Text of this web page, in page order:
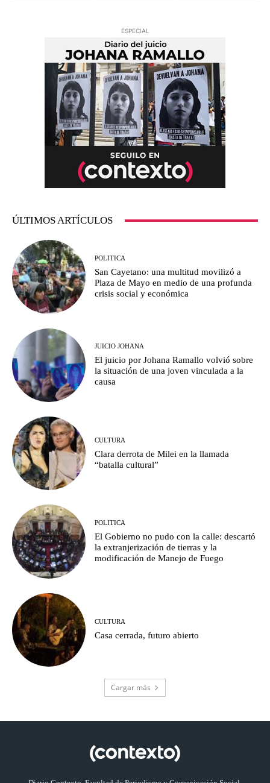
ESPECIAL
ÚLTIMOS ARTÍCULOS
POLITICA
San Cayetano: una multitud movilizó a
Plaza de Mayo en medio de una profunda
crisis social y económica
JUICIO JOHANA
El juicio por Johana Ramallo volvió sobre
la situación de una joven vinculada a la
causa
CULTURA
Clara derrota de Milei en la llamada
“batalla cultural”
POLITICA
El Gobierno no pudo con la calle: descartó
la extranjerización de tierras y la
modificación de Manejo de Fuego
CULTURA
Casa cerrada, futuro abierto
Cargar más